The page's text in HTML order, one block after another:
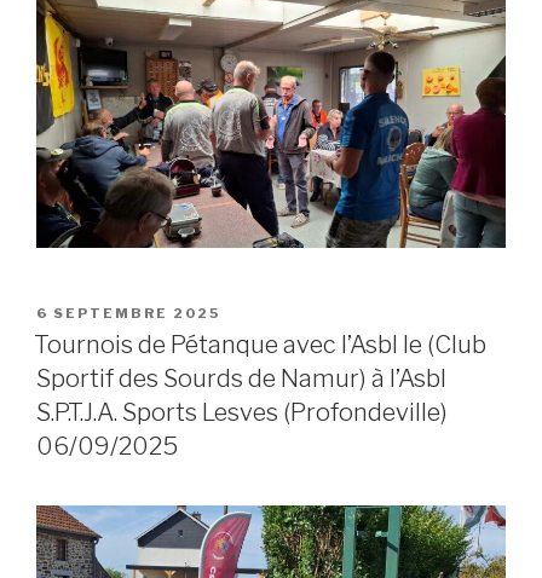
POSTED
ON
6 SEPTEMBRE 2025
Tournois de Pétanque avec l’Asbl le (Club
Sportif des Sourds de Namur) à l’Asbl
S.P.T.J.A. Sports Lesves (Profondeville)
06/09/2025